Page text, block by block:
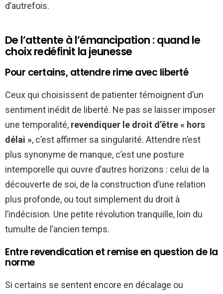
d’autrefois.
De l’attente à l’émancipation : quand le
choix redéfinit la jeunesse
Pour certains, attendre rime avec liberté
Ceux qui choisissent de patienter témoignent d’un
sentiment inédit de liberté. Ne pas se laisser imposer
une temporalité, revendiquer le droit d’être « hors
délai », c’est affirmer sa singularité. Attendre n’est
plus synonyme de manque, c’est une posture
intemporelle qui ouvre d’autres horizons : celui de la
découverte de soi, de la construction d’une relation
plus profonde, ou tout simplement du droit à
l’indécision. Une petite révolution tranquille, loin du
tumulte de l’ancien temps.
Entre revendication et remise en question de la
norme
Si certains se sentent encore en décalage ou